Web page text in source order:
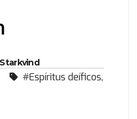
#Espíritus deíficos,